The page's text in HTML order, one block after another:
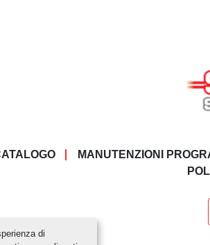
di
MANUTENZIONI